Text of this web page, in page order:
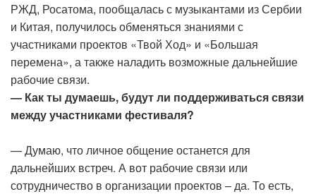
РЖД, Росатома, пообщалась с музыкантами из Сербии
и Китая, получилось обменяться знаниями с
участниками проектов «Твой Ход» и «Большая
перемена», а также наладить возможные дальнейшие
рабочие связи.
— Как ты думаешь, будут ли поддерживаться связи
между участниками фестиваля?
— Думаю, что личное общение останется для
дальнейших встреч. А вот рабочие связи или
сотрудничество в организации проектов – да. То есть,